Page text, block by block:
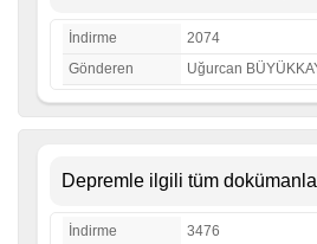
İndirme
2074
Gönderen
Uğurcan
Depremle ilgili tüm
İndirme
3476